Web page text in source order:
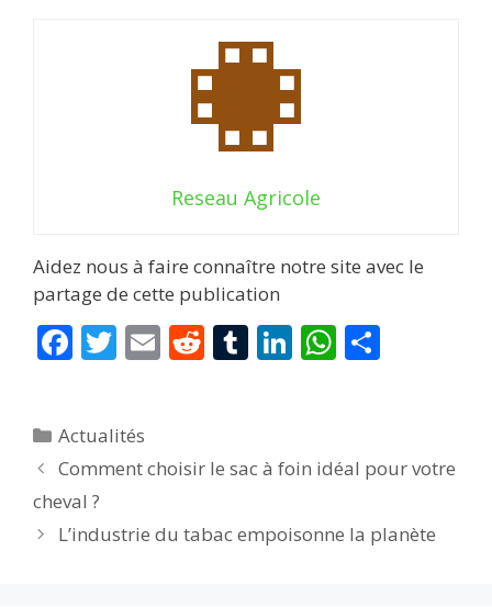
Reseau Agricole
Aidez nous à faire connaître notre site avec le
partage de cette publication
F
b
o
o
k
T
er
E R
t
T
r
Li
dI
W
A
p
p
er
Catégories
Actualités
Comment choisir le sac à foin idéal pour votre
cheval ?
L’industrie du tabac empoisonne la planète